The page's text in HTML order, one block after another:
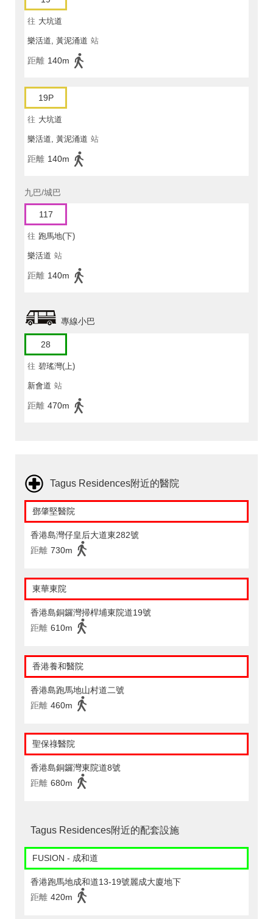
往 大坑道
樂活道, 黃泥涌道 站
距離 140m
19P
往 大坑道
樂活道, 黃泥涌道 站
距離 140m
九巴/城巴
117
往 跑馬地(下)
樂活道 站
距離 140m
專線小巴
28
往 碧瑤灣(上)
新會道 站
距離 470m
Tagus Residences附近的醫院
鄧肇堅醫院
香港島灣仔皇后大道東282號
距離 730m
東華東院
香港島銅鑼灣掃桿埔東院道19號
距離 610m
香港養和醫院
香港島跑馬地山村道二號
距離 460m
聖保祿醫院
香港島銅鑼灣東院道8號
距離 680m
Tagus Residences附近的配套設施
FUSION - 成和道
香港跑馬地成和道13-19號麗成大廈地下
距離 420m